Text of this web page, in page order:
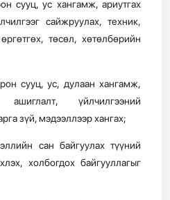
сууц, ус хангамж, ариутгах
сайжруулах, техник,
төсөл, хөтөлбөрийн
сууц, ус, дулаан хангамж,
үйлчилгээний
зүй, мэдээллээр хангах;
сан байгуулах түүний
холбогдох байгууллагыг